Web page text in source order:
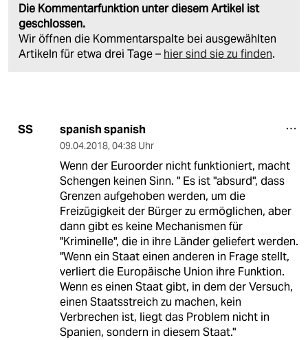
Die Kommentarfunktion unter diesem Artikel ist
geschlossen.
Wir öffnen die Kommentarspalte bei ausgewählten
Artikeln für etwa drei Tage – hier sind sie zu finden.
SS spanish spanish
09.04.2018, 04:38 Uhr
Wenn der Euroorder nicht funktioniert, macht
Schengen keinen Sinn. " Es ist "absurd", dass
Grenzen aufgehoben werden, um die
Freizügigkeit der Bürger zu ermöglichen, aber
dann gibt es keine Mechanismen für
"Kriminelle", die in ihre Länder geliefert werden.
"Wenn ein Staat einen anderen in Frage stellt,
verliert die Europäische Union ihre Funktion.
Wenn es einen Staat gibt, in dem der Versuch,
einen Staatsstreich zu machen, kein
Verbrechen ist, liegt das Problem nicht in
Spanien, sondern in diesem Staat."